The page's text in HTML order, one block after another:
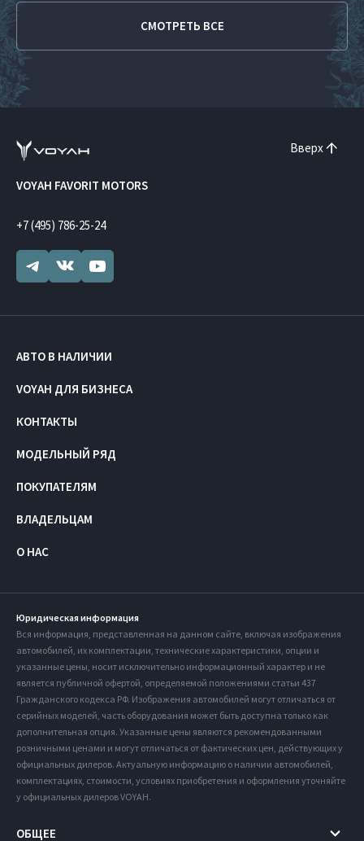
СМОТРЕТЬ ВСЕ
Вверх
VOYAH FAVORIT MOTORS
+7 (495) 786-25-24
АВТО В НАЛИЧИИ
VOYAH ДЛЯ БИЗНЕСА
КОНТАКТЫ
МОДЕЛЬНЫЙ РЯД
ПОКУПАТЕЛЯМ
ВЛАДЕЛЬЦАМ
О НАС
Юридическая информация
Вся информация, представленная на данном сайте, включая изображения
автомобилей, их комплектации, технические характеристики, опции и
указанные цены, носит исключительно информационный характер и не
является публичной офертой, определяемой положениями статьи 437
Гражданского кодекса РФ. Изображения автомобилей могут отличаться от
серийных моделей, часть оборудования может быть доступна только как
дополнительная опция. Указанные цены являются рекомендованными
розничными ценами и могут отличаться от фактических цен, действующих у
официальных дилеров. Актуальную информацию о наличии автомобилей,
комплектациях, стоимости, условиях приобретения и оформления уточняйте
у официальных дилеров VOYAH.
ОБЩЕЕ